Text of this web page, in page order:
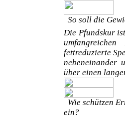
So soll die
Die Pfundskur
umfangreichen
fettreduzierte
nebeneinander
über einen
Wie schützen
ein?